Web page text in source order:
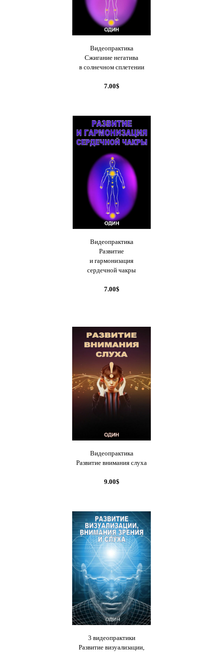
Видеопрактика
Сжигание негатива
в солнечном сплетении
7.00$
Видеопрактика
Развитие
и гармонизация
сердечной чакры
7.00$
Видеопрактика
Развитие внимания слуха
9.00$
3 видеопрактики
Развитие визуализации,